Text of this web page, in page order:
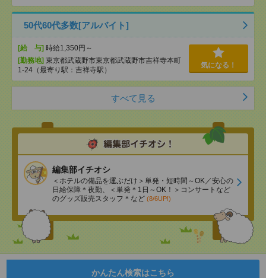
50代60代多数[アルバイト]
[給 与] 時給1,350円～
[勤務地] 東京都武蔵野市東京都武蔵野市吉祥寺本町
1-24（最寄り駅：吉祥寺駅）
気になる！
すべて見る
編集部イチオシ
＜ホテルの備品を運ぶだけ＞単発・短時間～OK／安心の
日給保障＊夜勤、＜単発＊1日～OK！＞コンサートなど
のグッズ販売スタッフ＊など (8/6UP!)
かんたん検索はこちら